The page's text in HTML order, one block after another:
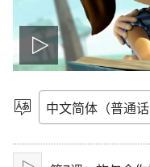
播
放
影
选
语